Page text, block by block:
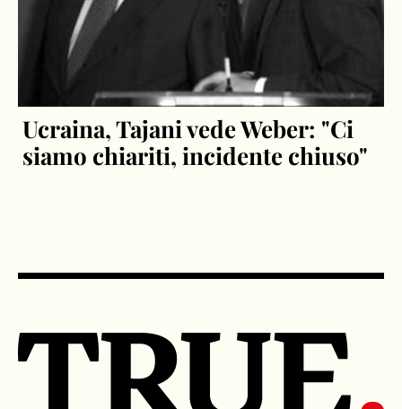
Ucraina, Tajani vede Weber: "Ci
siamo chiariti, incidente chiuso"